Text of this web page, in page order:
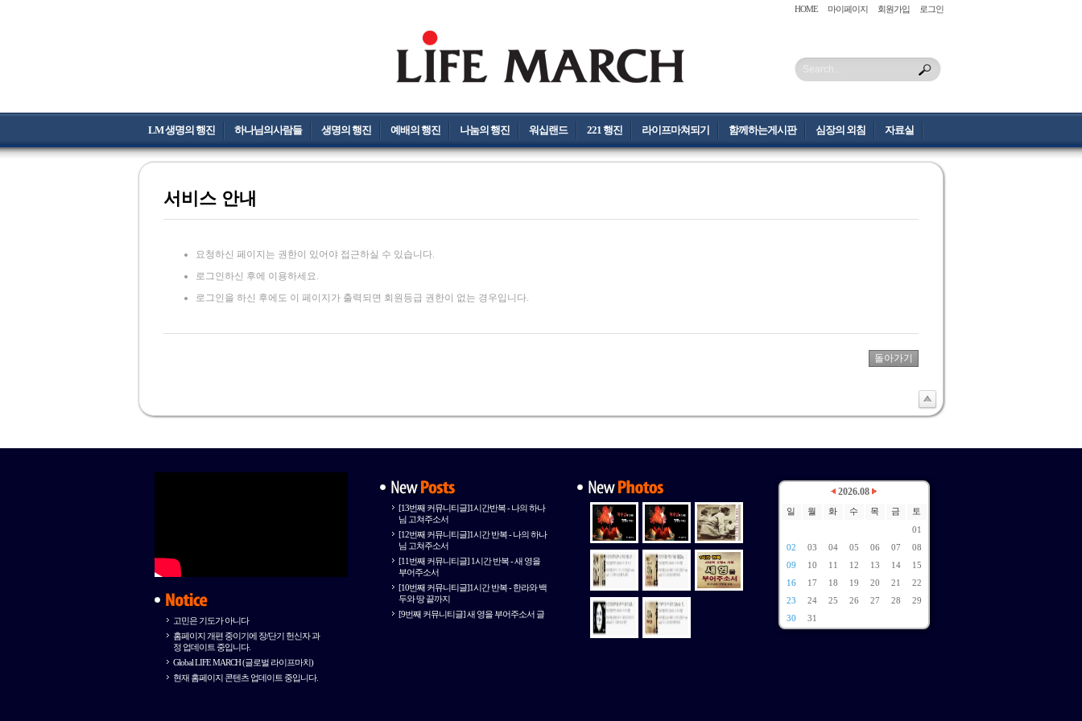
HOME 마이페이지 회원가입 로그인
Search...
LM 생명의 행진 하나님의사람들 생명의 행진 예배의 행진 나눔의 행진 워십랜드 221 행진 라이프마쳐되기 함께하는게시판 심장의 외침 자료실
서비스 안내
요청하신 페이지는 권한이 있어야 접근하실 수 있습니다.
로그인하신 후에 이용하세요.
로그인을 하신 후에도 이 페이지가 출력되면 회원등급 권한이 없는 경우입니다.
[13번째 커뮤니티글]1시간반복 - 나의 하나
님 고쳐주소서
[12번째 커뮤니티글]1시간 반복 - 나의 하나
님 고쳐주소서
[11번째 커뮤니티글] 1시간 반복 - 새 영을
부어주소서
[10번째 커뮤니티글]1시간 반복 - 한라와 백
두와 땅 끝까지
[9번째 커뮤니티글] 새 영을 부어주소서 글
고민은 기도가 아니다
홈페이지 개편 중이기에 장/단기 헌신자 과
정 업데이트 중입니다.
Global LIFE MARCH (글로벌 라이프마치)
현재 홈페이지 콘텐츠 업데이트 중입니다.
2026.08
일 월 화 수 목 금
토
01
02
03 04 05 06 07
08
09
10 11 12 13 14
15
16
17 18 19 20 21
22
23
24 25 26 27 28
29
30
31